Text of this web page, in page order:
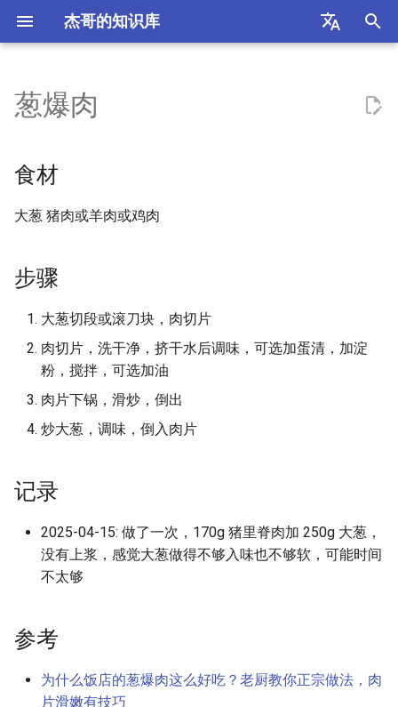
杰哥的知识库
在
初
化
搜
引
食材
步骤
记录
近似公约数问题
Divisor Problem）
Baby-step Giant-step 算法
ECDSA
LLL 格基规约算法
模逆隐藏数问题（Modular
Inverse Hidden Number
Problem）
Pohlig-Hellman 算法
zk-SNARK
华为昇腾 NPU
异步 SRAM
总线协议
缓存替换策略
Chiplet 接口
CMOS (Complementary Metal
Oxide Semiconductor)
CPU 微架构分析
CPU 漏洞和缓解措施
CXL (Compute Express Link)
抽象代数
傅立叶变换
概率论
以太网
InfiniBand
STP 协议
WLAN
2FA/MFA 多因素认证
ABI (Application Binary
Interface) 分析
ASan 不同选项下的行为
原子指令
AWS Pricing
BIND9 Cookbook
AI Coding Plan
CTF 常用信息
CUDA 相关
飞机
希腊
香港
行程
马尔代夫
交通法规
尖塔
葱爆肉
食材
大葱 猪肉或羊肉或鸡肉
步骤
大葱切段或滚刀块，肉切片
肉切片，洗干净，挤干水后调味，可选加蛋清，加淀
粉，搅拌，可选加油
肉片下锅，滑炒，倒出
炒大葱，调味，倒入肉片
记录
2025-04-15: 做了一次，170g 猪里脊肉加 250g 大葱，
没有上浆，感觉大葱做得不够入味也不够软，可能时间
不太够
参考
为什么饭店的葱爆肉这么好吃？老厨教你正宗做法，肉
片滑嫩有技巧